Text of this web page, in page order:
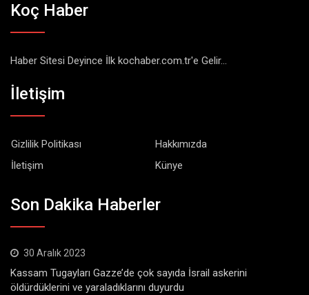
Koç Haber
Haber Sitesi Deyince İlk kochaber.com.tr'e Gelir...
İletişim
Gizlilik Politikası
Hakkımızda
İletişim
Künye
Son Dakika Haberler
30 Aralık 2023
Kassam Tugayları Gazze’de çok sayıda İsrail askerini
öldürdüklerini ve yaraladıklarını duyurdu